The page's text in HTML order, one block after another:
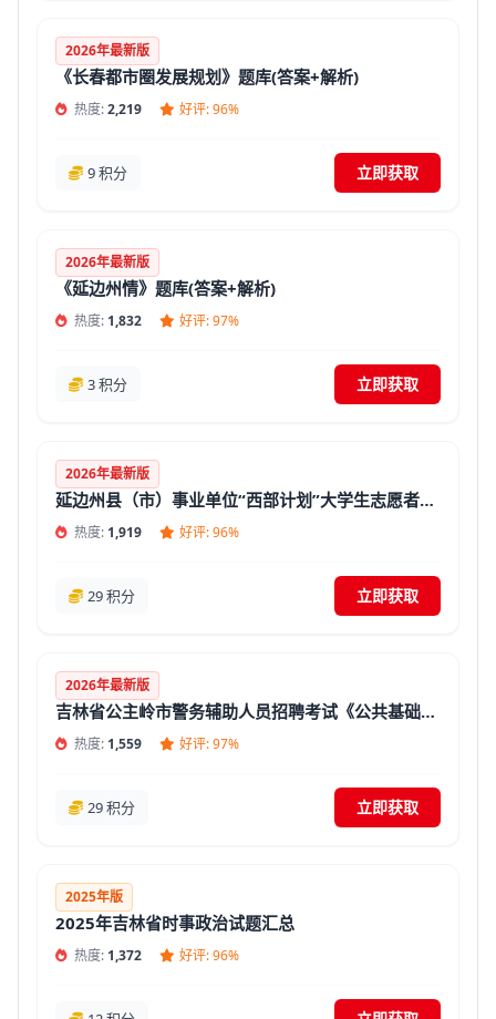
2026年最新版
《长春都市圈发展规划》题库(答案+解析)
热度:2,219 好评: 96%
9 积分 立即获取
2026年最新版
《延边州情》题库(答案+解析)
热度: 1,832 好评: 97%
3 积分 立即获取
2026年最新版
延边州县（市）事业单位“西部计划”大学生志愿者招聘考试《通用知识》题库(答案+解析)
热度: 1,919 好评: 96%
29 积分 立即获取
2026年最新版
吉林省公主岭市警务辅助人员招聘考试《公共基础知识》题库(答案+解析)
热度: 1,559 好评: 97%
29 积分 立即获取
2025年版
2025年吉林省时事政治试题汇总
热度: 1,372 好评: 96%